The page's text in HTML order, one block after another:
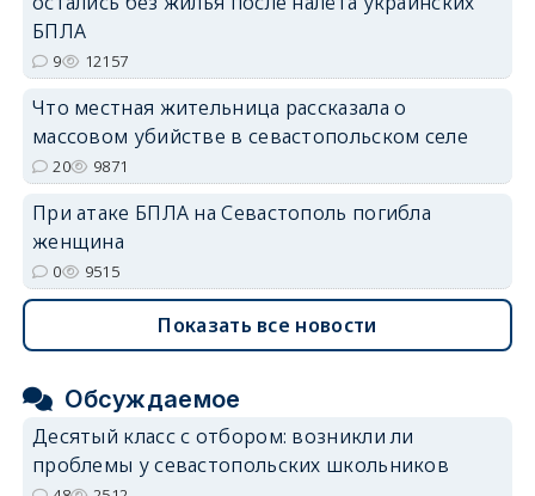
БПЛА
9 12157
Что местная жительница рассказала о
массовом убийстве в севастопольском селе
20 9871
При атаке БПЛА на Севастополь погибла
женщина
0 9515
Показать все новости
Обсуждаемое
Десятый класс с отбором: возникли ли
проблемы у севастопольских школьников